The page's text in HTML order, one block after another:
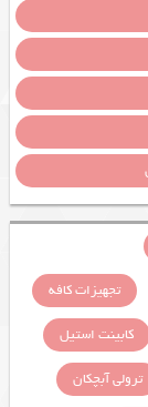
تجهیزات کافه
کابینت استیل
ترولی آبچکان